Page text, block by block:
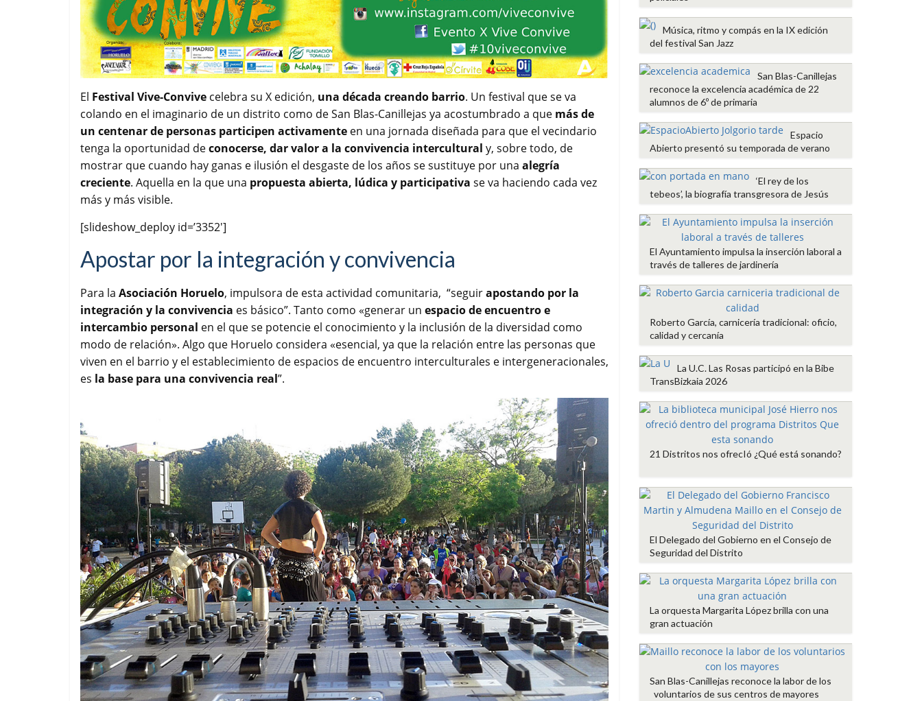
El Festival Vive-Convive celebra su X edición, una década creando barrio. Un festival que se va
colando en el imaginario de un distrito como de San Blas-Canillejas ya acostumbrado a que más de
un centenar de personas participen activamente en una jornada diseñada para que el vecindario
tenga la oportunidad deconocerse, dar valor a la convivencia intercultural y, sobre todo, de
mostrar que cuando hay ganas e ilusión el desgaste de los años se sustituye por una alegría
creciente. Aquella en la que una propuesta abierta, lúdica y participativa se va haciendo cada vez
más y más visible.
[slideshow_deploy id=’3352′]
Apostar por la integración y convivencia
Para la Asociación Horuelo, impulsora de esta actividad comunitaria, “seguirapostando por la
integración y la convivencia es básico”. Tanto como «generar un espacio de encuentro e
intercambio personal en el que se potencie el conocimiento y la inclusión de la diversidad como
modo de relación». Algo que Horuelo considera «esencial, ya que la relación entre las personas que
viven en el barrio y el establecimiento de espacios de encuentro interculturales e intergeneracionales,
es la base para una convivencia real”.
Música, ritmo y compás en la IX edición
del festival San Jazz
San Blas-Canillejas
reconoce la excelencia académica de 22
alumnos de 6º de primaria
Espacio
Abierto presentó su temporada de verano
‘El rey de los
tebeos’, la biografía transgresora de Jesús
El Ayuntamiento impulsa la inserción laboral a
través de talleres de jardinería
Roberto García, carnicería tradicional: oficio,
calidad y cercanía
La U.C. Las Rosas participó en la Bibe
TransBizkaia 2026
21 Distritos nos ofrecIó ¿Qué está sonando?
El Delegado del Gobierno en el Consejo de
Seguridad del Distrito
La orquesta Margarita López brilla con una
gran actuación
San Blas-Canillejas reconoce la labor de los
voluntarios de sus centros de mayores